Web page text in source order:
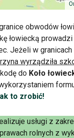
obwodów
łowiecką prowadzi
Jeżeli w
wyrządziła
do Koło
to zrobić!
usługi z
rolnych z